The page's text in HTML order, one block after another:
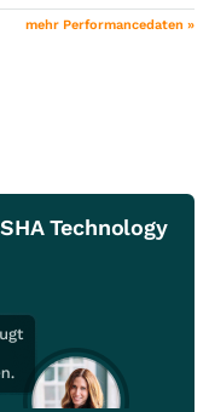
mehr Performancedaten »
Technology